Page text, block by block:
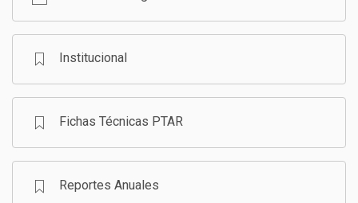
Institucional
Fichas Técnicas PTAR
Reportes Anuales